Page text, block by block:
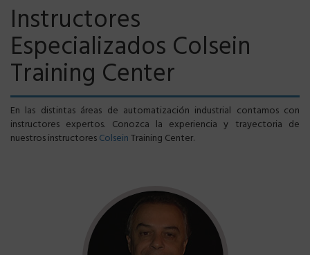
Instructores
Especializados Colsein
Training Center
En las distintas áreas de automatización industrial contamos con
instructores expertos. Conozca la experiencia y trayectoria de
nuestros instructoresColseinTraining Center.